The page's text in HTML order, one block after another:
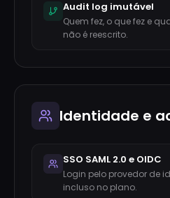
Audit log imutável
Quem fez, o que fez e
não é reescrito.
Identidade e
SSO SAML 2.0 e OIDC
Login pelo provedor de
incluso no plano.